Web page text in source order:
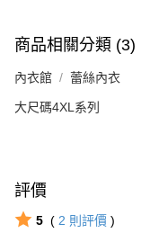
商品相關分類 (3)
內衣館 蕾絲內衣
大尺碼4XL系列
評價
5 ( 2 則評價 )